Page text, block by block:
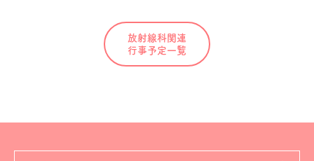
放射線科関連
行事予定一覧